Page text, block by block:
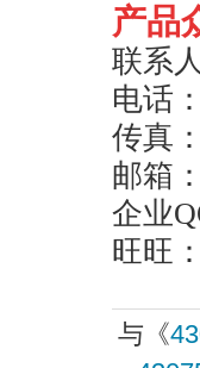
产品
联系
电话：
传真：
邮箱：
企业
旺旺：
与《